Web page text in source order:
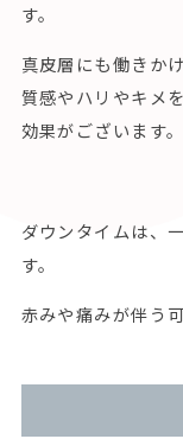
す。
真皮層にも働きか
質感やハリやキメ
効果がございます。
ダウンタイムは、
す。
赤みや痛みが伴う